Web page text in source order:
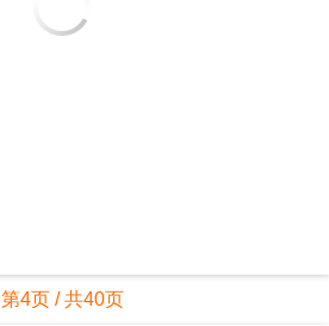
第4页 / 共40页